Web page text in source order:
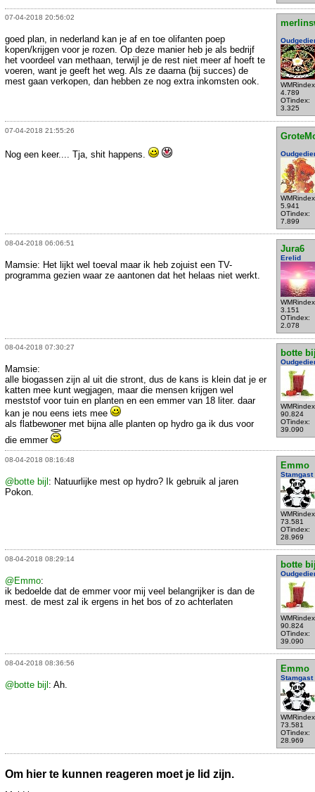
07-04-2018 20:56:02
4.789
OTindex:
3.325
goed plan, in nederland kan je af en toe olifanten poep
kopen/krijgen voor je rozen. Op deze manier heb je als bedrijf
het voordeel van methaan, terwijl je de rest niet meer af hoeft te
voeren, want je geeft het weg. Als ze daarna (bij succes) de
mest gaan verkopen, dan hebben ze nog extra inkomsten ook.
07-04-2018 21:55:26
5.941
OTindex:
7.899
Nog een keer.... Tja, shit happens.
08-04-2018 06:06:51
Jura6
Erelid
3.151
OTindex:
2.078
Mamsie: Het lijkt wel toeval maar ik heb zojuist een TV-
programma gezien waar ze aantonen dat het helaas niet werkt.
08-04-2018 07:30:27
botte
90.824
OTindex:
39.090
Mamsie:
alle biogassen zijn al uit die stront, dus de kans is klein dat je er
katten mee kunt wegjagen, maar die mensen krijgen wel
meststof voor tuin en planten en een emmer van 18 liter. daar
kan je nou eens iets mee
als flatbewoner met bijna alle planten op hydro ga ik dus voor
die emmer
08-04-2018 08:16:48
Emmo
Stamgast
73.581
OTindex:
28.969
@botte bijl: Natuurlijke mest op hydro? Ik gebruik al jaren
Pokon.
08-04-2018 08:29:14
botte
90.824
OTindex:
39.090
@Emmo:
ik bedoelde dat de emmer voor mij veel belangrijker is dan de
mest. de mest zal ik ergens in het bos of zo achterlaten
08-04-2018 08:36:56
Emmo
Stamgast
73.581
OTindex:
28.969
@botte bijl : Ah.
Om hier te kunnen reageren moet je lid zijn.